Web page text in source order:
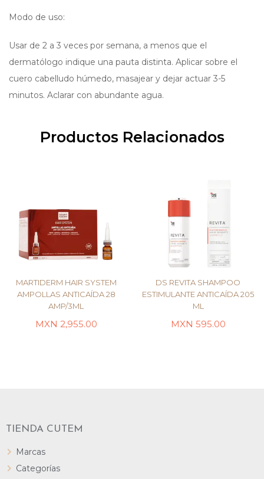
Modo de uso:
Usar de 2 a 3 veces por semana, a menos que el
dermatólogo indique una pauta distinta. Aplicar sobre el
cuero cabelludo húmedo, masajear y dejar actuar 3-5
minutos. Aclarar con abundante agua.
Productos Relacionados
LEER MÁS
DS REVITA SHAMPOO
ESTIMULANTE ANTICAÍDA 205
ML
595.00
LEER MÁS
MARTIDERM HAIR SYSTEM
AMPOLLAS ANTICAÍDA 28
AMP/3ML
2,955.00
TIENDA CUTEM
Marcas
Categorías